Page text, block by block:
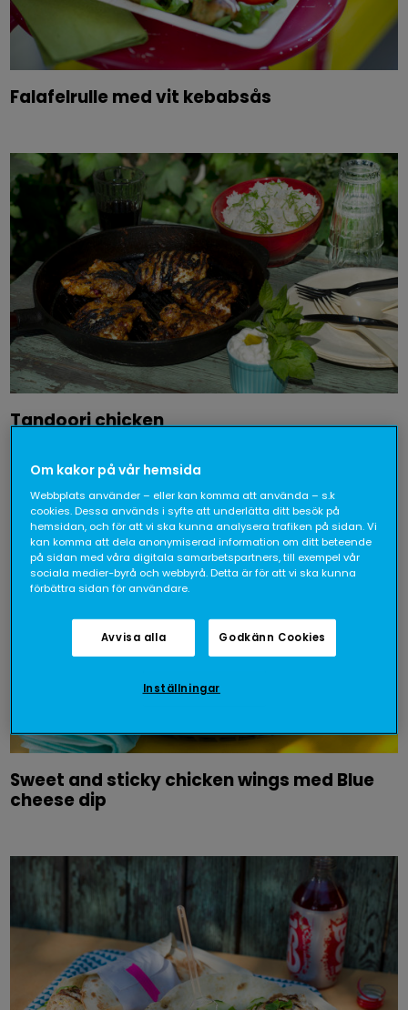
Falafelrulle med vit kebabsås
Tandoori chicken
Sweet and sticky chicken wings med Blue
cheese dip
Om kakor på vår hemsida
Webbplats använder – eller kan komma att använda – s.k
cookies. Dessa används i syfte att underlätta ditt besök på
hemsidan, och för att vi ska kunna analysera trafiken på sidan. Vi
kan komma att dela anonymiserad information om ditt beteende
på sidan med våra digitala samarbetspartners, till exempel vår
sociala medier-byrå och webbyrå. Detta är för att vi ska kunna
förbättra sidan för användare.
Avvisa alla Godkänn Cookies
Inställningar